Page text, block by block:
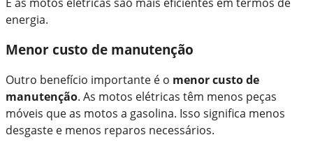
energia.
Menor custo de manutenção
Outro benefício importante é o menor custo de
manutenção. As motos elétricas têm menos peças
móveis que as motos a gasolina. Isso significa menos
desgaste e menos reparos necessários.